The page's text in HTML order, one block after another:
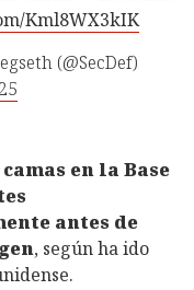
Kml8WX3kIK
(@SecDef)
en la Base
antes de
, según ha ido